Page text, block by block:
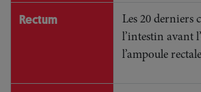
Rectum
Les 20 derniers
l’intestin avant
l’ampoule